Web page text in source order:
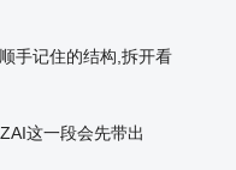
手记住的结构,拆开看
这一段会先带出